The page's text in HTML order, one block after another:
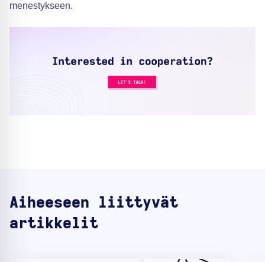
menestykseen.
Aiheeseen liittyvät
artikkelit